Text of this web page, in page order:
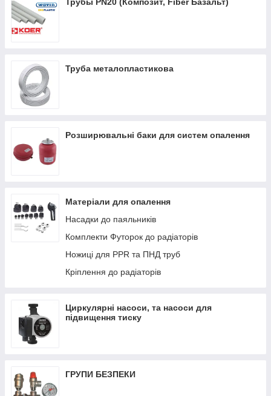
повітря через теплообмінник з наступним виходом в
напрямку. Недоліком цього методу є постійна циркуляція
повітря та великі перепади температури. Найкращий спосіб
Труба металопластикова
Розширювальні баки для систем опалення
Матеріали для опалення
Насадки до паяльників
Комплекти Футорок до радіаторів
Ножиці для PPR та ПНД труб
Кріплення до радіаторів
Циркулярні насоси, та насоси для
підвищення тиску
ГРУПИ БЕЗПЕКИ